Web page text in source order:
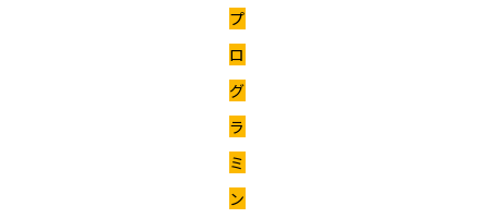
プ
ロ
グ
ラ
ミ
ン